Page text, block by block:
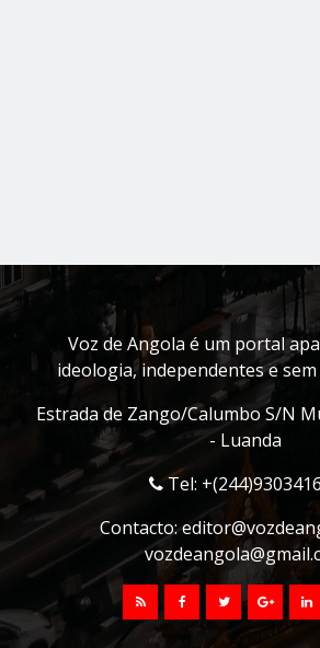
Voz de Angola é um portal
ideologia, independentes e
Estrada de Zango/Calumbo S/N
- Luanda
Tel:
Contacto: